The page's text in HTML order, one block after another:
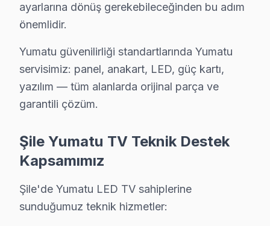
Ödeme kolaylığı: Kredi kartı, havale ve NFC ödeme
Garanti dahil: Verdiğimiz her fiyata 6 ay işçilik ve 1-2
» Şile'de aynı gün teşhis, şeffaf fiyat teklifi ve hızlı
Yumatu Servisi Garanti ve Sonrası Destek
Şile Yumatu TV Servis Garanti Belgesi - 1 Yıl Parça Güvencesi
Yumatu işçilik garantisi: Şile'de 6 ay — aynı Yumatu
Yumatu parça güvencesi: Şile servisimizde orijinal
Yumatu'a özgü yazılım güncelleme sorunu arızası
Yazılı taahhüt: Her Şile Yumatu servis işleminden
ayarlarına dönüş gerekebileceğinden bu adım
önemlidir.
Yumatu güvenilirliği standartlarında Yumatu
servisimiz: panel, anakart, LED, güç kartı,
yazılım — tüm alanlarda orijinal parça ve
garantili çözüm.
Şile Yumatu TV Teknik Destek
Kapsamımız
Şile'de Yumatu LED TV sahiplerine
sunduğumuz teknik hizmetler: